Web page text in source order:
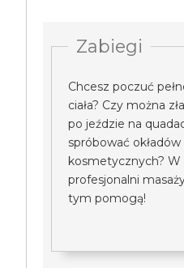
Zabiegi
Chcesz poczuć
ciała? Czy można
po jeździe na
spróbować
kosmetycznych? W
profesjonalni
tym pomogą!